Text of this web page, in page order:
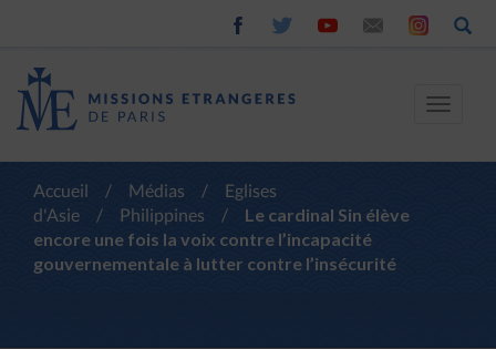
Toggle
Accueil / Médias /
Eglises
d'Asie
/ Philippines /
Le cardinal Sin élève
encore une fois la voix contre l’incapacité
gouvernementale à lutter contre l’insécurité